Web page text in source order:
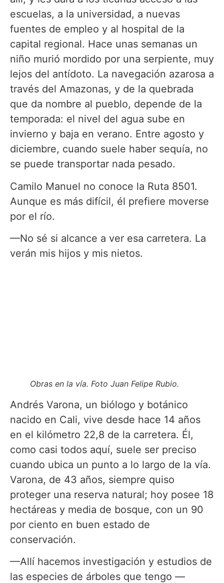
escuelas, a la universidad, a nuevas
fuentes de empleo y al hospital de la
capital regional. Hace unas semanas un
niño murió mordido por una serpiente, muy
lejos del antídoto. La navegación azarosa a
través del Amazonas, y de la quebrada
que da nombre al pueblo, depende de la
temporada: el nivel del agua sube en
invierno y baja en verano. Entre agosto y
diciembre, cuando suele haber sequía, no
se puede transportar nada pesado.
Camilo Manuel no conoce la Ruta 8501.
Aunque es más difícil, él prefiere moverse
por el río.
—No sé si alcance a ver esa carretera. La
verán mis hijos y mis nietos.
Obras en la vía. Foto Juan Felipe Rubio.
Andrés Varona, un biólogo y botánico
nacido en Cali, vive desde hace 14 años
en el kilómetro 22,8 de la carretera. Él,
como casi todos aquí, suele ser preciso
cuando ubica un punto a lo largo de la vía.
Varona, de 43 años, siempre quiso
proteger una reserva natural; hoy posee 18
hectáreas y media de bosque, con un 90
por ciento en buen estado de
conservación.
—Allí hacemos investigación y estudios de
las especies de árboles que tengo —